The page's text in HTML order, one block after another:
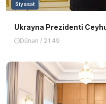
Siyasət
Ukrayna Prezidenti
Dünən / 21:49